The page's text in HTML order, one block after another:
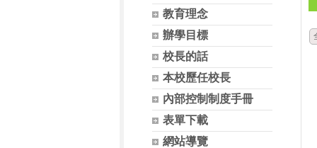
教育理念
辦學目標
校長的話
本校歷任校長
內部控制制度手冊
表單下載
網站導覽